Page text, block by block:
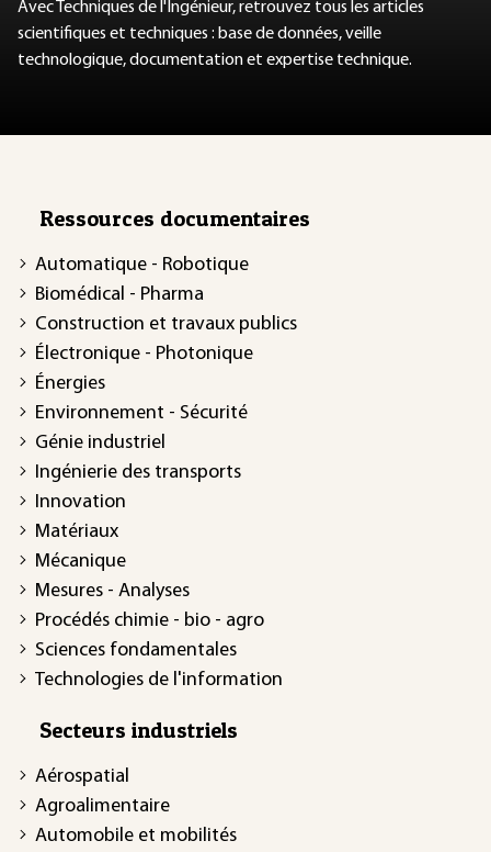
Avec Techniques de l'Ingénieur, retrouvez tous les articles
scientifiques et techniques : base de données, veille
technologique, documentation et expertise technique.
Ressources documentaires
Automatique - Robotique
Biomédical - Pharma
Construction et travaux publics
Électronique - Photonique
Énergies
Environnement - Sécurité
Génie industriel
Ingénierie des transports
Innovation
Matériaux
Mécanique
Mesures - Analyses
Procédés chimie - bio - agro
Sciences fondamentales
Technologies de l'information
Secteurs industriels
Aérospatial
Agroalimentaire
Automobile et mobilités